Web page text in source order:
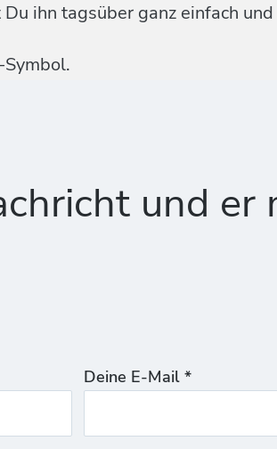
ihn tagsüber ganz einfach
und
Deine E-Mail *